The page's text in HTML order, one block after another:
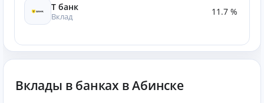
Т банк
Вклад 11.7 %
Вклады в банках в Абинске